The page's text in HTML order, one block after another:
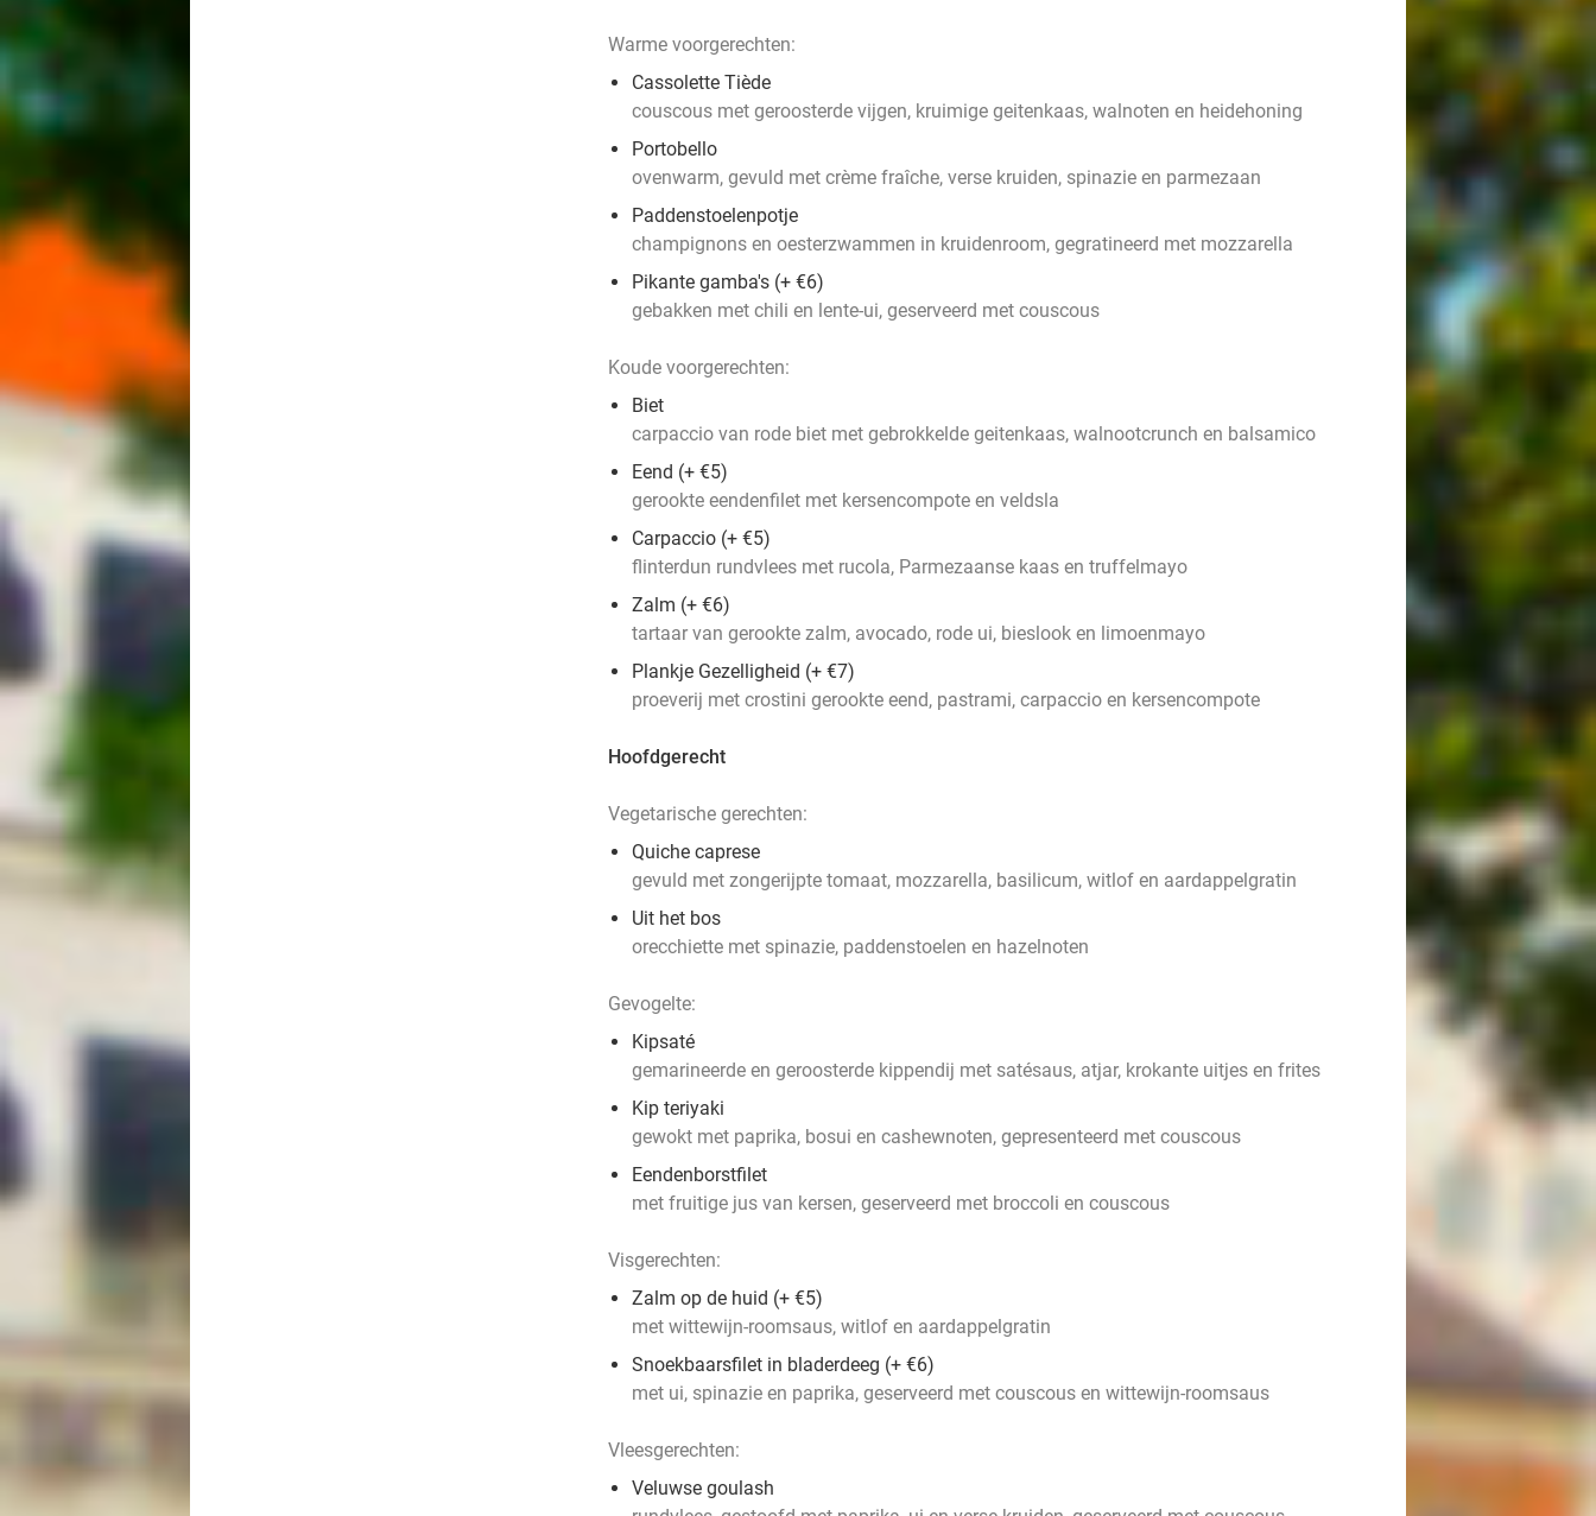
Warme voorgerechten:
Cassolette Tiède
couscous met geroosterde vijgen, kruimige geitenkaas, walnoten en heidehoning
Portobello
ovenwarm, gevuld met crème fraîche, verse kruiden, spinazie en parmezaan
Paddenstoelenpotje
champignons en oesterzwammen in kruidenroom, gegratineerd met mozzarella
Pikante gamba's (+ €6)
gebakken met chili en lente-ui, geserveerd met couscous
Koude voorgerechten:
Biet
carpaccio van rode biet met gebrokkelde geitenkaas, walnootcrunch en balsamico
Eend (+ €5)
gerookte eendenfilet met kersencompote en veldsla
Carpaccio (+ €5)
flinterdun rundvlees met rucola, Parmezaanse kaas en truffelmayo
Zalm (+ €6)
tartaar van gerookte zalm, avocado, rode ui, bieslook en limoenmayo
Plankje Gezelligheid (+ €7)
proeverij met crostini gerookte eend, pastrami, carpaccio en kersencompote
Hoofdgerecht
Vegetarische gerechten:
Quiche caprese
gevuld met zongerijpte tomaat, mozzarella, basilicum, witlof en aardappelgratin
Uit het bos
orecchiette met spinazie, paddenstoelen en hazelnoten
Gevogelte:
Kipsaté
gemarineerde en geroosterde kippendij met satésaus, atjar, krokante uitjes en frites
Kip teriyaki
gewokt met paprika, bosui en cashewnoten, gepresenteerd met couscous
Eendenborstfilet
met fruitige jus van kersen, geserveerd met broccoli en couscous
Visgerechten:
Zalm op de huid (+ €5)
met wittewijn-roomsaus, witlof en aardappelgratin
Snoekbaarsfilet in bladerdeeg (+ €6)
met ui, spinazie en paprika, geserveerd met couscous en wittewijn-roomsaus
Vleesgerechten:
Veluwse goulash